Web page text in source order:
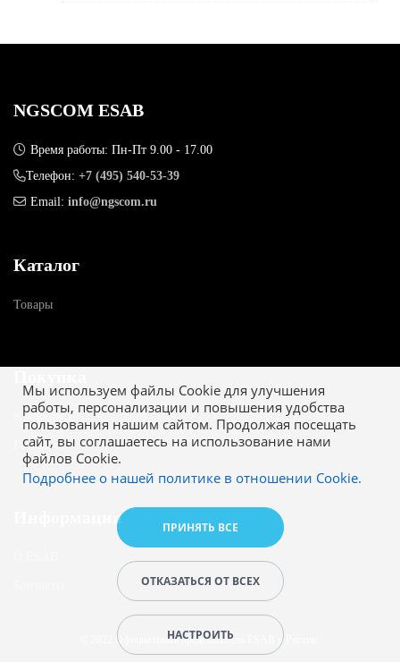
Мы используем файлы Cookie для улучшения
работы, персонализации и повышения удобства
пользования нашим сайтом. Продолжая посещать
сайт, вы соглашаетесь на использование нами
файлов Cookie.
Подробнее о нашей политике в отношении Cookie.
ПРИНЯТЬ ВСЕ
ОТКАЗАТЬСЯ ОТ ВСЕХ
НАСТРОИТЬ
NGSCOM ESAB
Время работы: Пн-Пт 9.00 - 17.00
Телефон: +7 (495) 540-53-39
Email: info@ngscom.ru
Каталог
Товары
Как купить
Гарантия
Информация
© 2022 Официальный представитель ESAB в России.